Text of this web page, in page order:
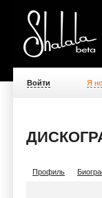
Войти Я
Профиль